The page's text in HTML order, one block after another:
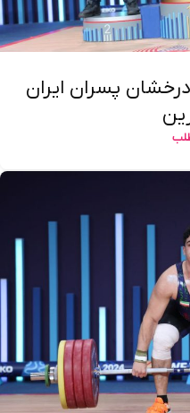
پسران ایران